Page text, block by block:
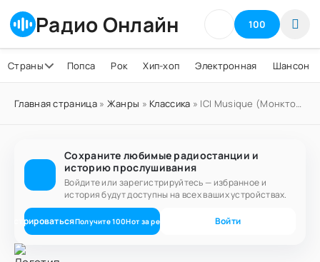
Радио Онлайн 100
Страны Попса Рок Хип-хоп Электронная Шансон
Главная страница» Жанры » Классика » ICI Musique (Монктон)
Сохраните любимые радиостанции и
историю прослушивания
Войдите или зарегистрируйтесь — избранное и
история будут доступны на всех ваших устройствах.
Получите100Нот за регистрацию Войти